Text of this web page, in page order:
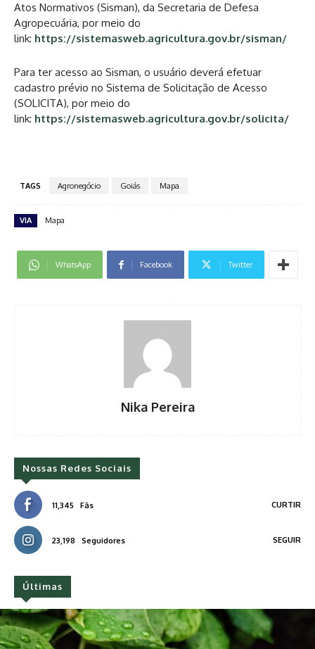
Atos Normativos (Sisman), da Secretaria de Defesa
Agropecuária, por meio do
link: https://sistemasweb.agricultura.gov.br/sisman/
Para ter acesso ao Sisman, o usuário deverá efetuar
cadastro prévio no Sistema de Solicitação de Acesso
(SOLICITA), por meio do
link: https://sistemasweb.agricultura.gov.br/solicita/
TAGS Agronegócio Goiás Mapa
VIA Mapa
WhatsApp Facebook Twitter
Nika Pereira
Nossas Redes Sociais
11,345 Fãs CURTIR
23,198 Seguidores SEGUIR
Últimas